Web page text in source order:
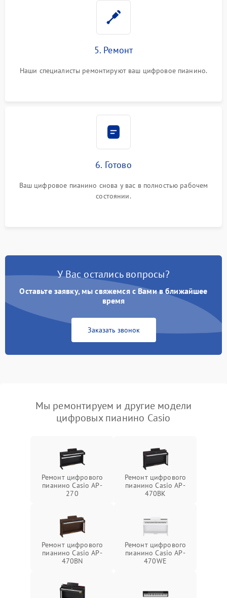
5. Ремонт
Наши специалисты ремонтируют ваш цифровое пианино.
6. Готово
Ваш цифровое пианино снова у вас в полностью рабочем
состоянии.
У Вас остались вопросы?
Оставьте заявку, мы свяжемся с Вами в ближайшее
время
Заказать звонок
Мы ремонтируем и другие модели
цифровых пианино Casio
Ремонт цифрового
пианино Casio AP-
270
Ремонт цифрового
пианино Casio AP-
470BK
Ремонт цифрового
пианино Casio AP-
470BN
Ремонт цифрового
пианино Casio AP-
470WE